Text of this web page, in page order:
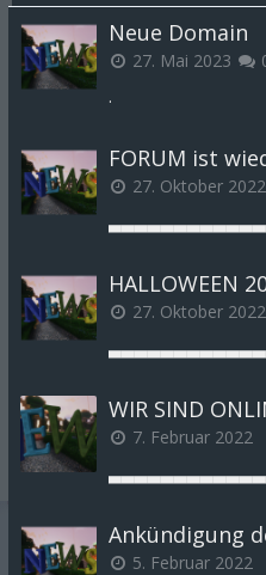
Neue Domain
27. Mai 2023
.
FORUM ist
27. Oktober 2022
HALLOWEEN
27. Oktober 2022
WIR SIND
7. Februar 2022
Ankündigung
5. Februar 2022